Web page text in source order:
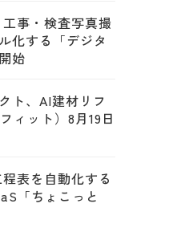
事・検査写真撮
化する「デジタ
始
ト、AI建材リフ
ィット）8月19日
表を自動化する
「ちょこっと